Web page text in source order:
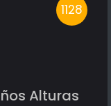
1128
Alturas